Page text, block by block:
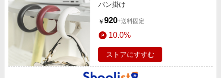
バン掛け
￥ 920+送料固定
10.0%
ストアにすすむ